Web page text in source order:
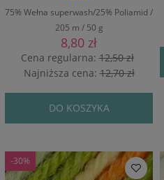
75% Wełna superwash/25% Poliamid /
205 m / 50 g
8,80 zł
Cena regularna:12,50 zł
Najniższa cena:12,70 zł
DO KOSZYKA
-30%